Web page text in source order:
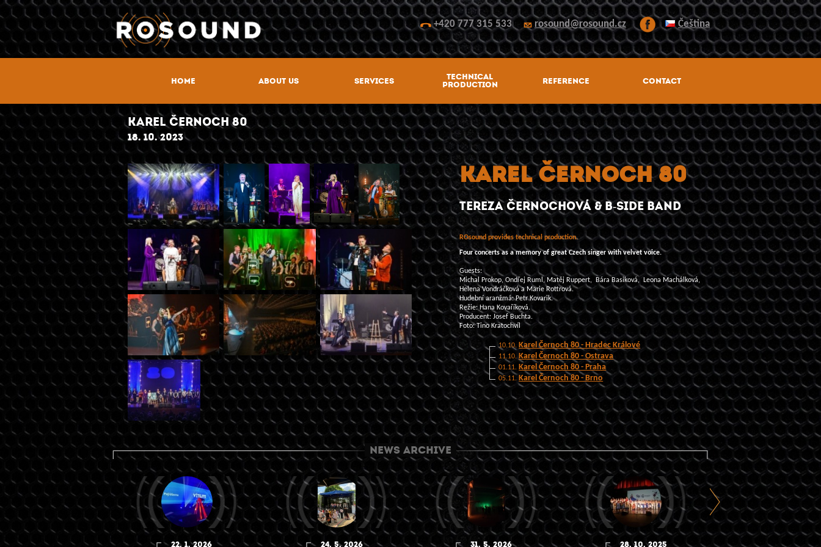
HOME ABOUT US SERVICES
TECHNICAL
PRODUCTION
REFERENCE CONTACT
+420 777 315 533 rosound@rosound.cz Čeština
KAREL ČERNOCH 80
18. 10. 2023
KAREL ČERNOCH 80
TEREZA ČERNOCHOVÁ & B-SIDE BAND
ROsound provides technical production.
Four concerts as a memory of great Czech singer with velvet voice.
Guests:
Michal Prokop,Ondřej Ruml , Matěj Ruppert, Bára Basiková, Leona Machálková,
Helena Vondráčková a Marie Rottrová.
Hudební aranžmá:Petr Kovarik.
Režie: Hana Kovaříková.
Producent: Josef Buchta.
Foto: Tino Kratochvíl
10.10. Karel Černoch 80 - Hradec Králové
11.10. Karel Černoch 80 - Ostrava
01.11. Karel Černoch 80 - Praha
05.11. Karel Černoch 80 - Brno
NEWS ARCHIVE
22. 1. 2026 24. 5. 2026 31. 5. 2026 28. 10. 2025 22. 10. 2025